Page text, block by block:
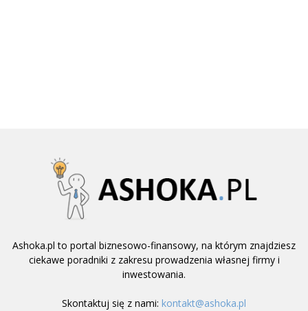
Ashoka.pl to portal biznesowo-finansowy, na którym znajdziesz
ciekawe poradniki z zakresu prowadzenia własnej firmy i
inwestowania.
Skontaktuj się z nami: kontakt@ashoka.pl